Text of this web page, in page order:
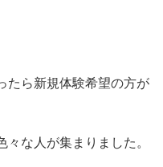
たら新規体験希望の方が
な人が集まりました。